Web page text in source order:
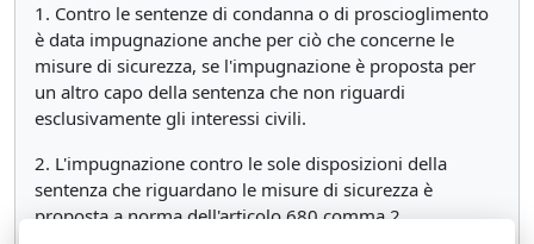
1. Contro le sentenze di condanna o di proscioglimento
è data impugnazione anche per ciò che concerne le
misure di sicurezza, se l'impugnazione è proposta per
un altro capo della sentenza che non riguardi
esclusivamente gli interessi civili.
2. L'impugnazione contro le sole disposizioni della
sentenza che riguardano le misure di sicurezza è
proposta a norma dell'articolo 680 comma 2.